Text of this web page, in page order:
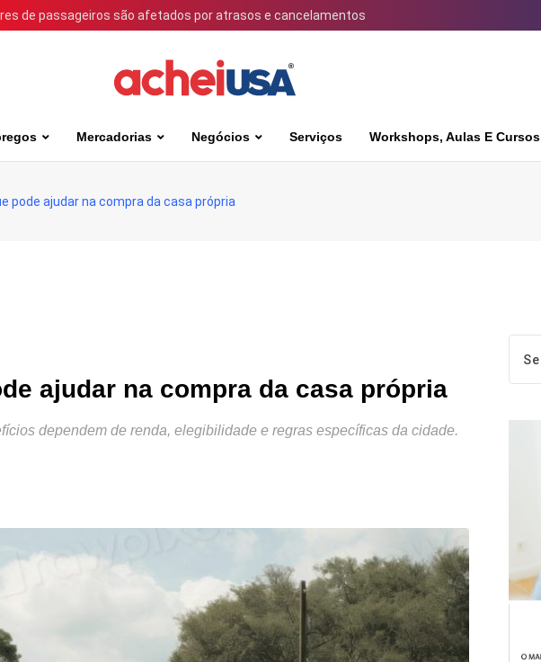
de passageiros são afetados por atrasos e cancelamentos
Mercadorias Negócios Serviços Workshops, Aulas E Cursos
pode ajudar na compra da casa própria
ajudar na compra da casa própria
dependem de renda, elegibilidade e regras específicas da cidade.